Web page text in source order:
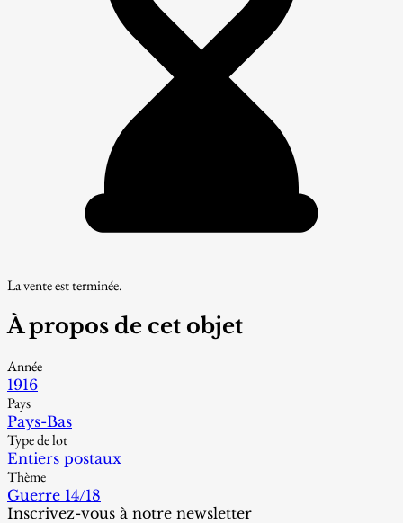
La vente est terminée.
À propos de cet objet
Année
1916
Pays
Pays-Bas
Type de lot
Entiers postaux
Thème
Guerre 14/18
Inscrivez-vous à notre newsletter